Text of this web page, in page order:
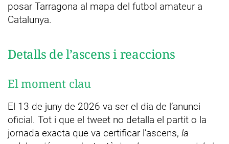
posar Tarragona al mapa del futbol amateur a
Catalunya.
Detalls de l’ascens i reaccions
El moment clau
El 13 de juny de 2026 va ser el dia de l’anunci
oficial. Tot i que el tweet no detalla el partit o la
jornada exacta que va certificar l’ascens, la